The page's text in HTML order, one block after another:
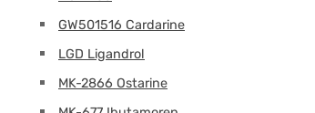
GW501516 Cardarine
LGD Ligandrol
MK-2866 Ostarine